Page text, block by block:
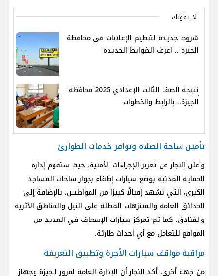
لا يفوتك
شروط جديدة لتنظيم الإعلانات في محافظة
الجيزة .. اعرف الضوابط الجديدة
نتيجة الصف الثالث الإعدادي 2025 محافظة
الجيزة.. بالرابط والخطوات
تأمين ساحة الصلاة وتوافر خدمات الطوارئ
وأعلن النجار عن تعزيز الإجراءات الأمنية، حيث ستقوم إدارة
الحماية المدنية بوضع سيارات إطفاء بجوار ساحات المساجد
الكبرى، التي تشهد إقبالًا كبيرًا من المواطنين، بالإضافة إلى
الحدائق العامة والمتنزهات المطلة على النيل والمناطق الأثرية
والفنادق. كما تم تمركز سيارات الإسعاف في العديد من
المواقع للتعامل مع أي أحداث طارئة.
مراقبة مواقف سيارات الأجرة وتطبيق التعريفة
من جهة أخرى، أكد النجار أن الإدارة العامة لمرور الجيزة وجهاز